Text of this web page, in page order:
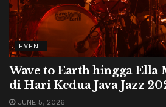
EVENT
Wave to Earth hingga Ella
di Hari Kedua Java Jazz
JUNE 5, 2026